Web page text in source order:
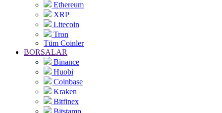
Ethereum
XRP
Litecoin
Tron
Tüm Coinler
BORSALAR
Binance
Huobi
Coinbase
Kraken
Bitfinex